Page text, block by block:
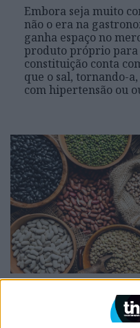
Embora seja muito
não o era na
ganha espaço no
produto próprio para
constituição conta
que o sal, tornando-
com hipertensão ou
Como mudar a